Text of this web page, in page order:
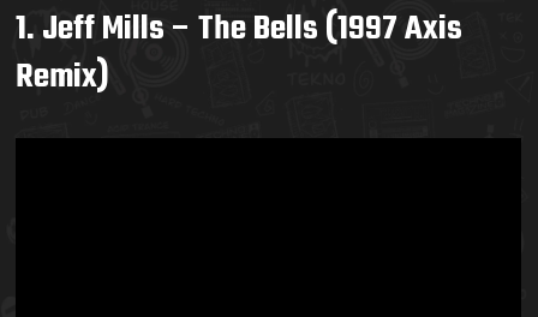
1. Jeff Mills – The Bells (1997 Axis
Remix)